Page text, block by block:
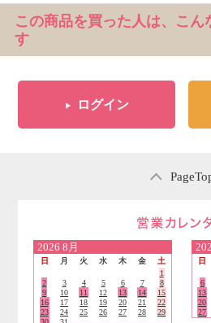
この商品を買った人は、こん
す
ログイン
2026 8月
日 月 火 水 木 金
土
1
2
3 4 5 6 7
8
9
10 11 12 13 14
15
16
17 18 19 20 21
22
23
24 25 26 27 28
29
日
6
13
20
27